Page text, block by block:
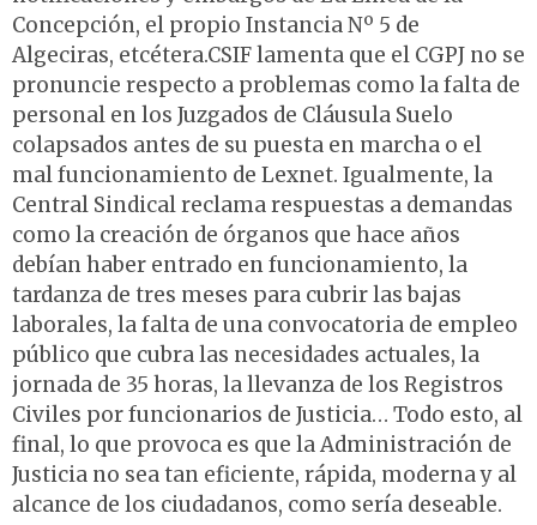
Concepción, el propio Instancia Nº 5 de
Algeciras, etcétera.CSIF lamenta que el CGPJ no se
pronuncie respecto a problemas como la falta de
personal en los Juzgados de Cláusula Suelo
colapsados antes de su puesta en marcha o el
mal funcionamiento de Lexnet. Igualmente, la
Central Sindical reclama respuestas a demandas
como la creación de órganos que hace años
debían haber entrado en funcionamiento, la
tardanza de tres meses para cubrir las bajas
laborales, la falta de una convocatoria de empleo
público que cubra las necesidades actuales, la
jornada de 35 horas, la llevanza de los Registros
Civiles por funcionarios de Justicia… Todo esto, al
final, lo que provoca es que la Administración de
Justicia no sea tan eficiente, rápida, moderna y al
alcance de los ciudadanos, como sería deseable.